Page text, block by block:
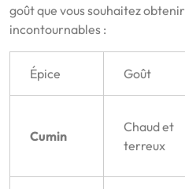
goût que vous souhaitez
incontournables :
Épice Goût
Cumin
Chaud et
terreux